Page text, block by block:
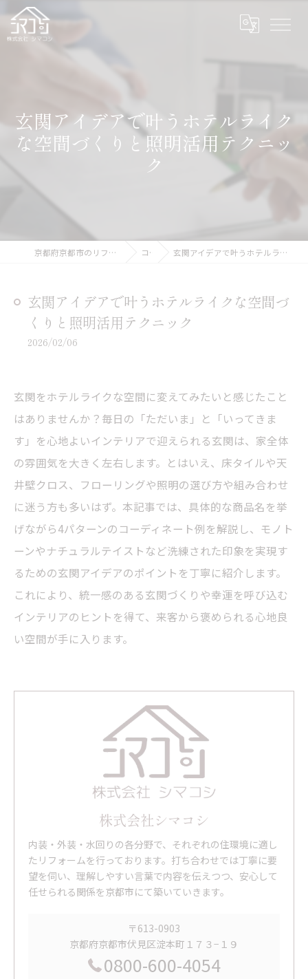
玄関アイデアで叶うホテルライク
な空間づくりと照明活用テクニッ
ク
京都府京都市のリフォームなら株式会社シマコシ コラム 玄関アイデアで叶うホテルライクな空間づくりと照明活用テクニック
玄関アイデアで叶うホテルライクな空間づ
くりと照明活用テクニック
2026/02/06
玄関をホテルライクな空間に変えてみたいと感じたこと
はありませんか？毎日の「ただいま」と「いってきま
す」を心地よいインテリアで迎えられる玄関は、家全体
の雰囲気を大きく左右します。とはいえ、床タイルや天
井壁クロス、フローリングや照明の選び方や組み合わせ
に迷う方も多いはず。本記事では、具体的な商品名を挙
げながら4パターンのコーディネート例を解説し、モノト
ーンやナチュラルテイストなど洗練された印象を実現す
るための玄関アイデアのポイントを丁寧に紹介します。
これにより、統一感のある玄関づくりや幸運を呼び込む
インテリアのヒントを得て、来客から褒められる心地良
い空間が手に入ります。
株式会社シマコシ
内装・外装・水回りの各分野で、それぞれの住環境に適し
たリフォームを行っております。打ち合わせでは丁寧に要
望を伺い、理解しやすい言葉で内容を伝えつつ、安心して
任せられる関係を京都市にて築いていきます。
〒613-0903
京都府京都市伏見区淀本町１７３−１９
0800-600-4054